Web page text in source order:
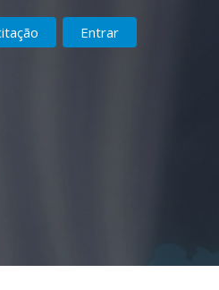
Entrar